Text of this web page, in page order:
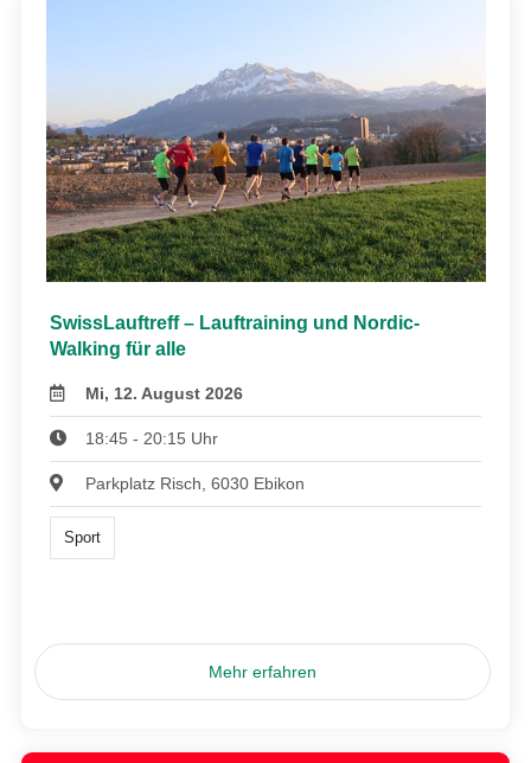
SwissLauftreff – Lauftraining und Nordic-
Walking für alle
Mi, 12. August 2026
18:45 - 20:15 Uhr
Parkplatz Risch, 6030 Ebikon
Sport
Mehr erfahren